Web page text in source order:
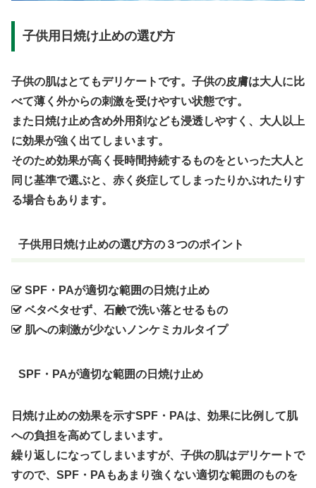
子供用日焼け止めの選び方
子供の肌はとてもデリケートです。子供の皮膚は大人に比
べて薄く外からの刺激を受けやすい状態です。
また日焼け止め含め外用剤なども浸透しやすく、大人以上
に効果が強く出てしまいます。
そのため効果が高く長時間持続するものをといった大人と
同じ基準で選ぶと、赤く炎症してしまったりかぶれたりす
る場合もあります。
子供用日焼け止めの選び方の３つのポイント
SPF・PAが適切な範囲の日焼け止め
ベタベタせず、石鹸で洗い落とせるもの
肌への刺激が少ないノンケミカルタイプ
SPF・PAが適切な範囲の日焼け止め
日焼け止めの効果を示すSPF・PAは、効果に比例して肌
への負担を高めてしまいます。
繰り返しになってしまいますが、子供の肌はデリケートで
すので、SPF・PAもあまり強くない適切な範囲のものを